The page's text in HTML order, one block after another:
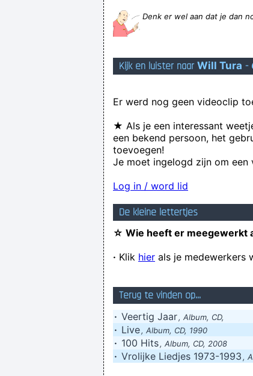
laat mij met
Denk er wel aan dat je dan
Kijk en luister naar Will Tura -
Er werd nog geen videoclip
★ Als je een interessant
een bekend persoon, het
toevoegen!
Je moet ingelogd zijn om
Log in / word lid
De kleine lettertjes
☆ Wie heeft er meegewerkt
· Klik hier als je medewerkers
Terug te vinden op...
· Veertig Jaar, Album, CD,
· Live, Album, CD, 1990
· 100 Hits, Album, CD, 2008
· Vrolijke Liedjes 1973-1993 ,